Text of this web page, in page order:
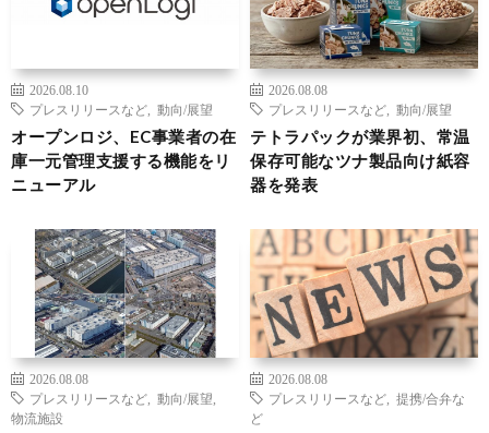
2026.08.10
プレスリリースなど
動向/展望
オープンロジ、EC事業者の在
庫一元管理支援する機能をリ
ニューアル
2026.08.08
プレスリリースなど
動向/展望
テトラパックが業界初、常温
保存可能なツナ製品向け紙容
器を発表
2026.08.08
プレスリリースなど
動向/展望
物流施設
2026.08.08
プレスリリースなど
提携/合弁な
ど